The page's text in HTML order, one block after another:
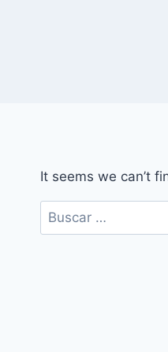
It seems we can’t
Buscar: